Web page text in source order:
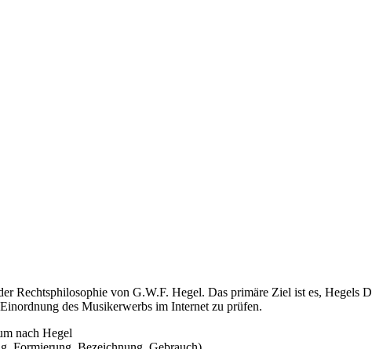
Rechtsphilosophie von G.W.F. Hegel. Das primäre Ziel ist es, Hegels
des Musikerwerbs im Internet zu prüfen.
nach Hegel